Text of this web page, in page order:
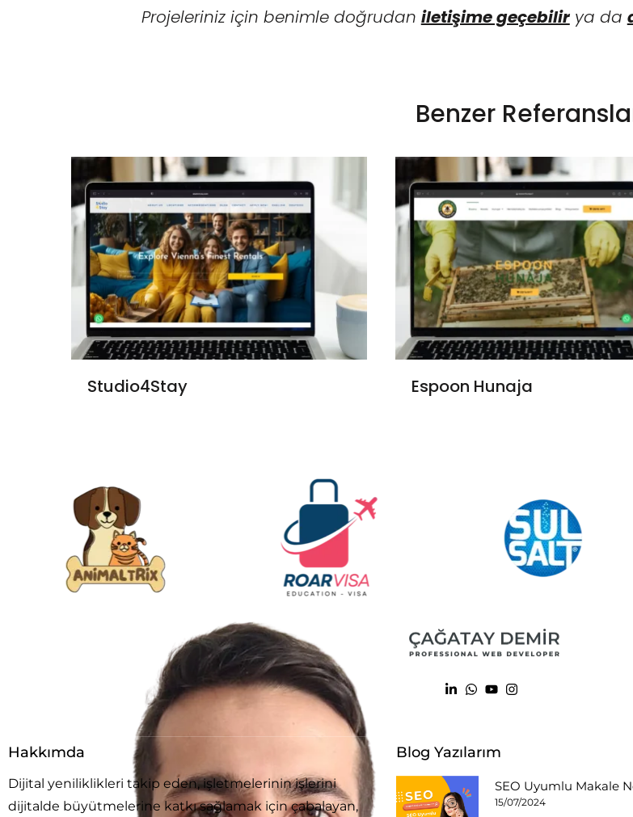
Projeleriniz için benimle doğrudan iletişime geçebilirya da
Benzer
Studio4Stay Espoon Hunaja
Hakkımda
Dijital yeniliklikleri takip eden, işletmelerinin işlerini
dijitalde büyütmelerine katkı sağlamak için çabalayan,
Blog Yazılarım
SEO Uyumlu Makale
15/07/2024